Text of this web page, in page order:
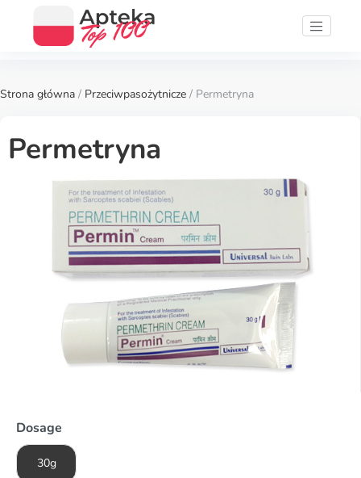
Strona główna / Przeciwpasożytnicze / Permetryna
Permetryna
Dosage
30g